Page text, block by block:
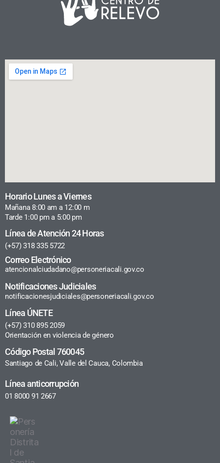
Horario Lunes a Viernes
Mañana 8:00 am a 12:00 m
Tarde 1:00 pm a 5:00 pm
Línea de Atención 24 Horas
(+57) 318 335 5722
Correo Electrónico
atencionalciudadano@personeriacali.gov.co
Notificaciones Judiciales
notificacionesjudiciales@personeriacali.gov.co
Línea ÚNETE
(+57) 310 895 2059
Orientación en violencia de género
Código Postal 760045
Santiago de Cali, Valle del Cauca, Colombia
Línea anticorrupción
01 8000 91 2667